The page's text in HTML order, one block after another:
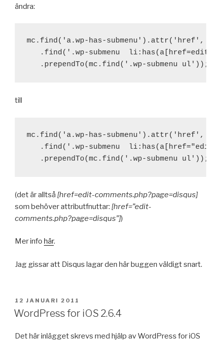
ändra:
mc.find('a.wp-has-submenu').attr('href',
.find('.wp-submenu  li:has(a[href=edit-
till
mc.find('a.wp-has-submenu').attr('href',
.find('.wp-submenu
(det är alltså [href=edit-comments.php?page=disqus]
som behöver attributfnuttar: [href=”edit-
comments.php?page=disqus”])
Mer info här.
Jag gissar att Disqus lagar den här buggen väldigt snart.
PUBLICERAT
12 JANUARI 2011
WordPress for iOS 2.6.4
Det här inlägget skrevs med hjälp av WordPress for iOS